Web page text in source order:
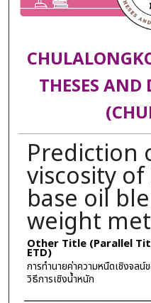
THESES AND
Prediction
viscosity
base oil
weight
Other Title (Parallel
ETD)
การทำนายค่าความหนืดเชิงจล
วิธีการเชิงน้ำหนัก